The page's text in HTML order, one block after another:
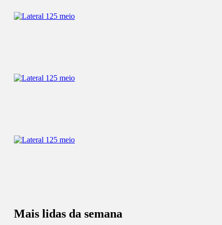
Mais lidas da semana